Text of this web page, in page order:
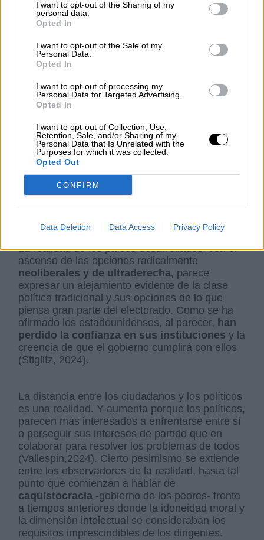
I want to opt-out of the Sharing of my
personal data.
Opted In
I want to opt-out of the Sale of my
Personal Data.
Opted In
I want to opt-out of processing my
Personal Data for Targeted Advertising.
Opted In
I want to opt-out of Collection, Use,
Retention, Sale, and/or Sharing of my
Personal Data that Is Unrelated with the
Purposes for which it was collected.
Opted Out
CONFIRM
Data Deletion Data Access Privacy Policy
responsables de las políticas públicas en
Estados Unidos, después de la victoria de
preocupante. A algunos de estos proto
nombramientos ha tenido ya que renunciar,
porque ni siquiera todos los líderes del Partido
Republicano los aceptaban. La preocupación
por los nombramientos anunciados ha hecho
afirmar a algunos queninguno de ellos tiene
el tipo de experiencia relevante para estos
puestos, comparable a la de predecesores de
cualquiera de los partidos, pero de todos ellos
se puede esperar que tomen “una antorcha”
La realidad de los países desarrollados, con el
ascenso de las opciones radicalmente
neoliberales y de ultraderecha, parece
expresar un alejamiento evidente de la clase
política tradicional y sus opciones de lo que
piensa gran parte del electorado. Como se ha
afirmado los estadounidenses, al parecer, han
perdido la confianza en sus instituciones y la
creencia de que el gobierno cumplirá con ellos
(Stiglitz, 2024).
La distancia entre los ciudadanos y los políticos
es una realidad. Y aumenta porque los políticos,
parecen más interesados a enfrentarse entre sí
o perseguir sus intereses de partido que en
colaborar para resolver los problemas de todos
(Vallespin,2024). Cierto pesimismo se extiende
entre los observadores de la realidad, hasta tal
punto que comienzan a hablar de
caquistocracia -gobierno de los peores- frente
a tiempos anteriores donde la idoneidad moral y
la dimensión intelectual se consideraban los
requisitos imprescindibles de los dirigentes.